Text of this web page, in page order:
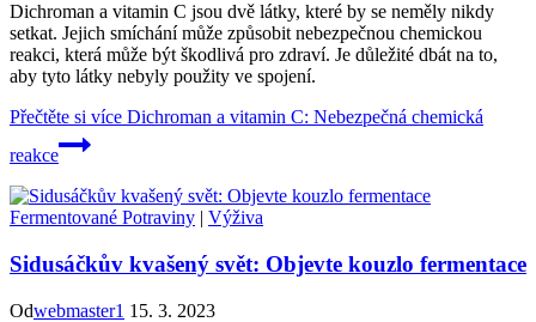
Dichroman a vitamin C jsou dvě látky, které by se neměly nikdy
setkat. Jejich smíchání může způsobit nebezpečnou chemickou
reakci, která může být škodlivá pro zdraví. Je důležité dbát na to,
aby tyto látky nebyly použity ve spojení.
Přečtěte si více Dichroman a vitamin C: Nebezpečná chemická
reakce
Fermentované Potraviny | Výživa
Sidusáčkův kvašený svět: Objevte kouzlo fermentace
Odwebmaster1 15. 3. 2023